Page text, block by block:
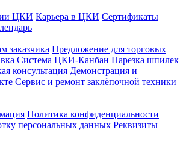
ЦКИ Карьера в ЦКИ Сертификаты
заказчика Предложение для торговых
Система ЦКИ-Канбан Нарезка шпилек
консультация Демонстрация и
Сервис и ремонт заклёпочной техники
Политика конфиденциальности
персональных данных Реквизиты